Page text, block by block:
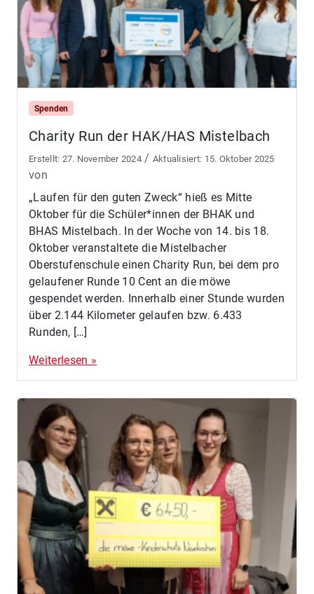
Spenden
Charity Run der HAK/HAS Mistelbach
27. November 2024 / 15. Oktober 2025
von
„Laufen für den guten Zweck“ hieß es Mitte
Oktober für die Schüler*innen der BHAK und
BHAS Mistelbach. In der Woche von 14. bis 18.
Oktober veranstaltete die Mistelbacher
Oberstufenschule einen Charity Run, bei dem pro
gelaufener Runde 10 Cent an die möwe
gespendet werden. Innerhalb einer Stunde wurden
über 2.144 Kilometer gelaufen bzw. 6.433
Runden, […]
Weiterlesen »